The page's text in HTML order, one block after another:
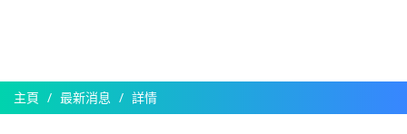
主頁 最新消息 詳情